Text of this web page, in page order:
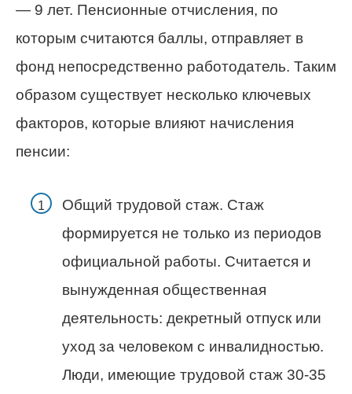
— 9 лет. Пенсионные отчисления, по
которым считаются баллы, отправляет в
фонд непосредственно работодатель. Таким
образом существует несколько ключевых
факторов, которые влияют начисления
пенсии:
Общий трудовой стаж. Стаж
формируется не только из периодов
официальной работы. Считается и
вынужденная общественная
деятельность: декретный отпуск или
уход за человеком с инвалидностью.
Люди, имеющие трудовой стаж 30-35